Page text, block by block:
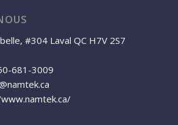
#304 Laval QC H7V 2S7
681-3009